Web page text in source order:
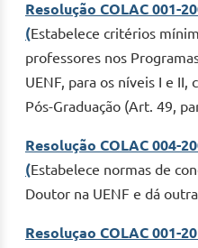
Resolução COLAC 001-
(Estabelece critérios
professores nos
UENF, para os níveis I e
Pós-Graduação (Art. 49,
Resolução COLAC 004-
(Estabelece normas de
Doutor na UENF e dá
Resoluçao COLAC 001-